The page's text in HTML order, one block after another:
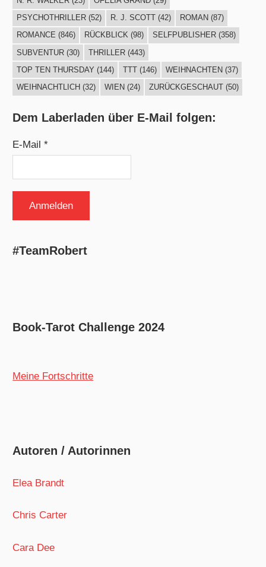
PSYCHOTHRILLER(52) R. J. SCOTT(42) ROMAN (87)
ROMANCE (846) RÜCKBLICK(98) SELFPUBLISHER(358)
SUBVENTUR(30) THRILLER(443)
TOP TEN THURSDAY (144) TTT(146) WEIHNACHTEN (37)
WEIHNACHTLICH (32) WIEN (24) ZURÜCKGESCHAUT(50)
Dem Laberladen über E-Mail folgen:
E-Mail *
#TeamRobert
Book-Tarot Challenge 2024
Meine Fortschritte
Autoren / Autorinnen
Elea Brandt
Chris Carter
Cara Dee